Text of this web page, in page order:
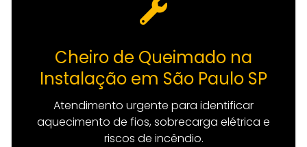
Cheiro de Queimado na
Instalação em São Paulo SP
Atendimento urgente para identificar
aquecimento de fios, sobrecarga elétrica e
riscos de incêndio.